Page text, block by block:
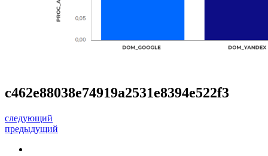
c462e88038e74919a2531e8394e522f3
следующий
предыдущий